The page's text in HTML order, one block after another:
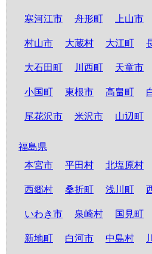
寒河江市 舟形町 上山市
村山市 大蔵村 大江町
大石田町 川西町 天童市
小国町 東根市 高畠町
尾花沢市 米沢市 山辺町
福島県
本宮市
平田村 北塩原村
西郷村 桑折町 浅川町
いわき市 泉崎村 国見町
新地町 白河市 中島村